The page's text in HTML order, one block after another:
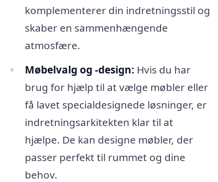
komplementerer din indretningsstil og
skaber en sammenhængende
atmosfære.
Møbelvalg og -design: Hvis du har
brug for hjælp til at vælge møbler eller
få lavet specialdesignede løsninger, er
indretningsarkitekten klar til at
hjælpe. De kan designe møbler, der
passer perfekt til rummet og dine
behov.